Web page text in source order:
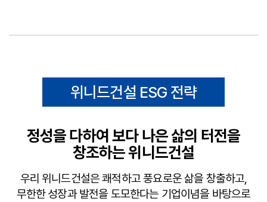
위니드건설 ESG 전략
정성을 다하여 보다 나은 삶의 터전을
창조하는 위니드건설
우리 위니드건설은 쾌적하고 풍요로운 삶을 창출하고,
무한한 성장과 발전을 도모한다는 기업이념을 바탕으로